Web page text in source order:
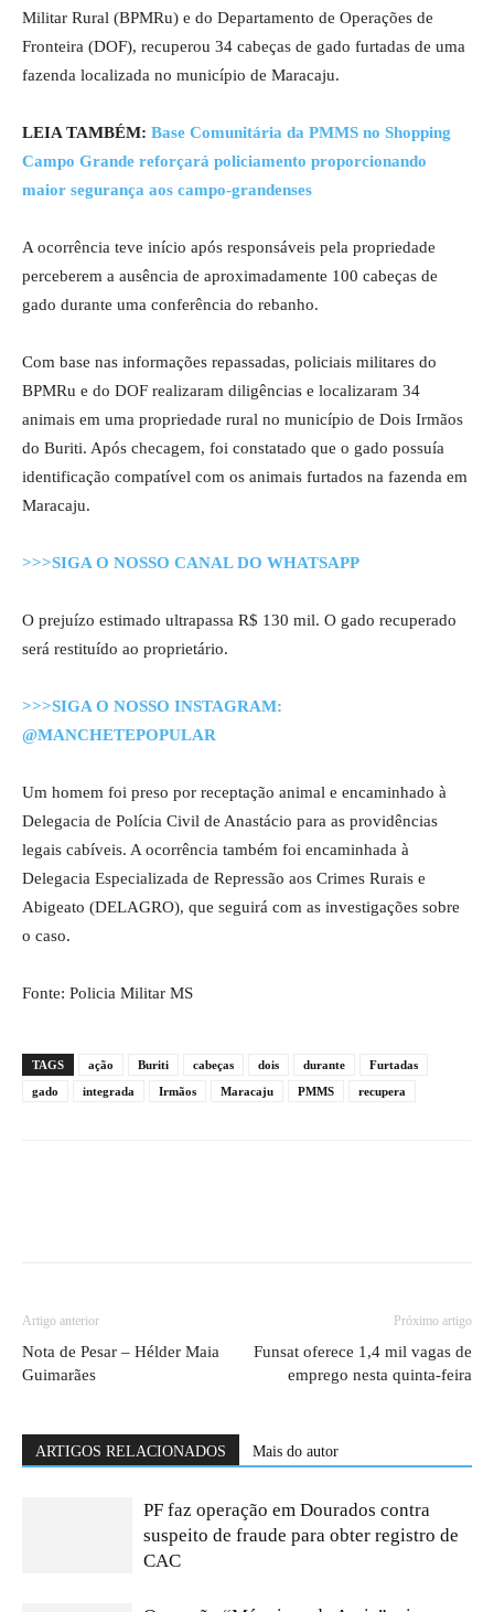
Militar Rural (BPMRu) e do Departamento de Operações de
Fronteira (DOF), recuperou 34 cabeças de gado furtadas de uma
fazenda localizada no município de Maracaju.
LEIA TAMBÉM: Base Comunitária da PMMS no Shopping
Campo Grande reforçará policiamento proporcionando
maior segurança aos campo-grandenses
A ocorrência teve início após responsáveis pela propriedade
perceberem a ausência de aproximadamente 100 cabeças de
gado durante uma conferência do rebanho.
Com base nas informações repassadas, policiais militares do
BPMRu e do DOF realizaram diligências e localizaram 34
animais em uma propriedade rural no município de Dois Irmãos
do Buriti. Após checagem, foi constatado que o gado possuía
identificação compatível com os animais furtados na fazenda em
Maracaju.
>>>SIGA O NOSSO CANAL DO WHATSAPP
O prejuízo estimado ultrapassa R$ 130 mil. O gado recuperado
será restituído ao proprietário.
>>>SIGA O NOSSO INSTAGRAM:
@MANCHETEPOPULAR
Um homem foi preso por receptação animal e encaminhado à
Delegacia de Polícia Civil de Anastácio para as providências
legais cabíveis. A ocorrência também foi encaminhada à
Delegacia Especializada de Repressão aos Crimes Rurais e
Abigeato (DELAGRO), que seguirá com as investigações sobre
o caso.
Fonte: Policia Militar MS
TAGS ação Buriti cabeças dois durante
Furtadas
gado
integrada Irmãos Maracaju PMMS recupera
Artigo anterior
Nota de Pesar – Hélder Maia
Guimarães
Próximo artigo
Funsat oferece 1,4 mil vagas de
emprego nesta quinta-feira
ARTIGOS RELACIONADOS Mais do autor
PF faz operação em Dourados contra
suspeito de fraude para obter registro de
CAC